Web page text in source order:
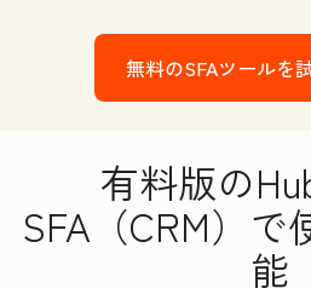
無料のSFAツールを
有料版の
SFA（CRM）で
能